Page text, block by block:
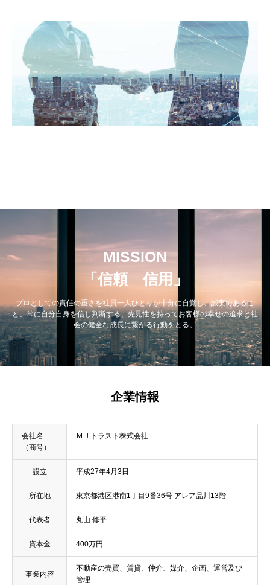
MISSION
「信頼 信用」
プロとしての責任の重さを社員一人ひとりが十分に自覚し、誠実であるこ
と、常に自分自身を信じ判断する、先見性を持ってお客様の幸せの追求と社
会の健全な成長に繋がる行動をとる。
企業情報
会社名
（商号）
ＭＪトラスト株式会社
設立 平成27年4月3日
所在地 東京都港区港南1丁目9番36号 アレア品川13階
代表者 丸山 修平
資本金 400万円
事業内容
不動産の売買、賃貸、仲介、媒介、企画、運営及び
管理